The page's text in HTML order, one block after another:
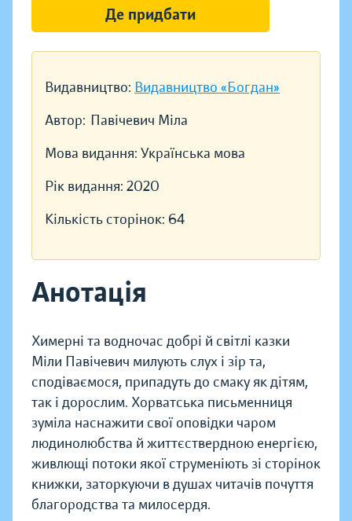
Видавництво: Видавництво «Богдан»
Автор: Павічевич Міла
Мова видання: Українська мова
Рік видання: 2020
Кількість сторінок: 64
Анотація
Химерні та водночас добрі й світлі казки
Міли Павічевич милують слух і зір та,
сподіваємося, припадуть до смаку як дітям,
так і дорослим. Хорватська письменниця
зуміла наснажити свої оповідки чаром
людинолюбства й життєствердною енергією,
живлющі потоки якої струменіють зі сторінок
книжки, заторкуючи в душах читачів почуття
благородства та милосердя.
Де придбати